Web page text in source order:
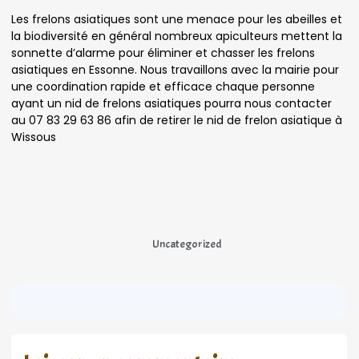
Les frelons asiatiques sont une menace pour les abeilles et
la biodiversité en général nombreux apiculteurs mettent la
sonnette d’alarme pour éliminer et chasser les frelons
asiatiques en Essonne. Nous travaillons avec la mairie pour
une coordination rapide et efficace chaque personne
ayant un nid de frelons asiatiques pourra nous contacter
au 07 83 29 63 86 afin de retirer le nid de frelon asiatique à
Wissous
Uncategorized